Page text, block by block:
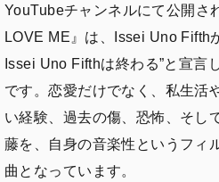
YouTubeチャンネルにて公開さ
LOVE ME』は、Issei Uno Fifth
Issei Uno Fifthは終わる”と宣言
です。恋愛だけでなく、私生活
い経験、過去の傷、恐怖、そし
藤を、自身の音楽性というフィ
曲となっています。